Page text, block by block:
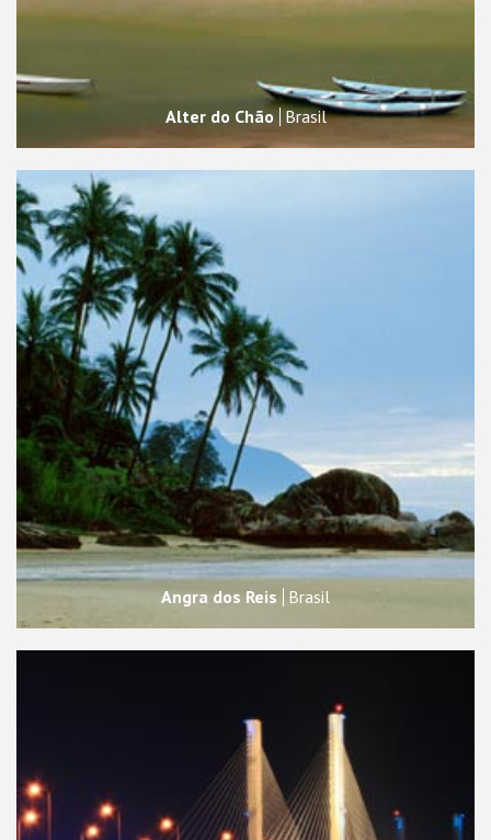
Alter do Chão Brasil
Angra dos Reis Brasil